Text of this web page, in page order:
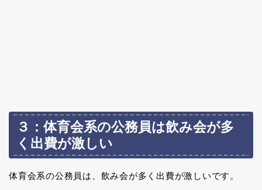
３：体育会系の公務員は飲み会が多
く出費が激しい
体育会系の公務員は、飲み会が多く出費が激しいです。